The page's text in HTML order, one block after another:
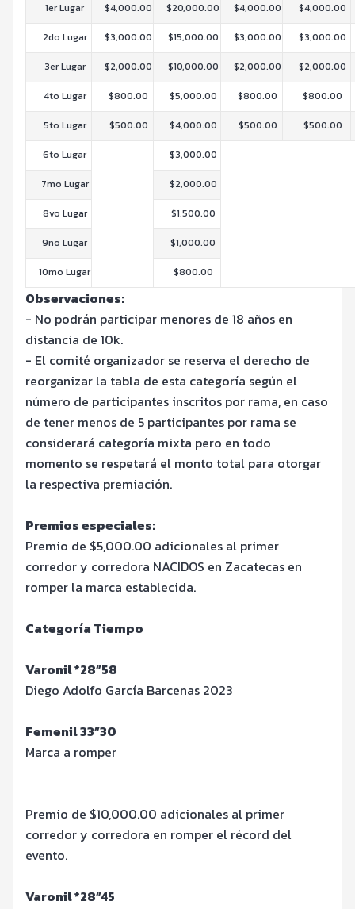
1er Lugar $4,000.00 $20,000.00 $4,000.00 $4,000.00
2do Lugar $3,000.00 $15,000.00 $3,000.00 $3,000.00
3er Lugar $2,000.00 $10,000.00 $2,000.00 $2,000.00
4to Lugar $800.00 $5,000.00 $800.00 $800.00
5to Lugar $500.00 $4,000.00 $500.00 $500.00
6to Lugar $3,000.00
7mo Lugar $2,000.00
8vo Lugar $1,500.00
9no Lugar $1,000.00
10mo Lugar $800.00
Observaciones:
- No podrán participar menores de 18 años en
distancia de 10k.
- El comité organizador se reserva el derecho de
reorganizar la tabla de esta categoría según el
número de participantes inscritos por rama, en caso
de tener menos de 5 participantes por rama se
considerará categoría mixta pero en todo
momento se respetará el monto total para otorgar
la respectiva premiación.
Premios especiales:
Premio de $5,000.00 adicionales al primer
corredor y corredora NACIDOS en Zacatecas en
romper la marca establecida.
Categoría Tiempo
Varonil *28”58
Diego Adolfo García Barcenas 2023
Femenil 33”30
Marca a romper
Premio de $10,000.00 adicionales al primer
corredor y corredora en romper el récord del
evento.
Varonil *28”45